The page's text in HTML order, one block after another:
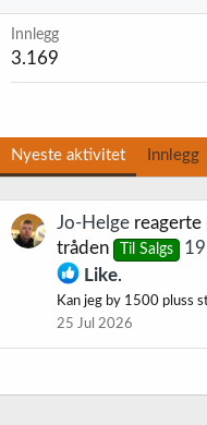
Innlegg
3.169
Nyeste aktivitet Innlegg
Jo-Helge reagerte
tråden
Til Salgs
Like.
Kan jeg by 1500 pluss
25 Jul 2026